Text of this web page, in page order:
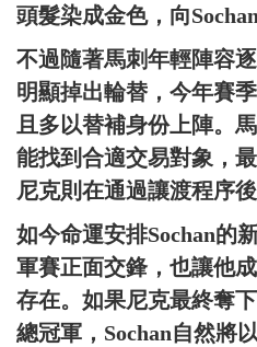
頭髮染成金色，向
不過隨著馬刺年輕陣容
明顯掉出輪替，今年賽
且多以替補身份上陣。
能找到合適交易對象，
尼克則在通過讓渡程序後
如今命運安排Sochan的
軍賽正面交鋒，也讓他
存在。如果尼克最終奪
總冠軍，Sochan自然將